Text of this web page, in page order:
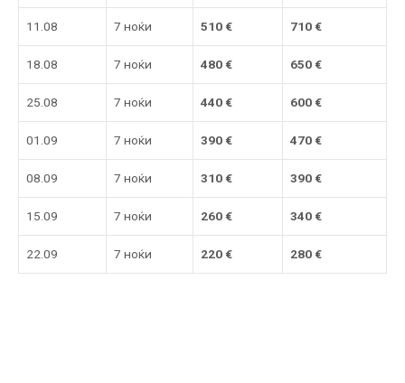
11.08 7 ноќи 510 € 710 €
18.08 7 ноќи 480 € 650 €
25.08 7 ноќи 440 € 600 €
01.09 7 ноќи 390 € 470 €
08.09 7 ноќи 310 € 390 €
15.09 7 ноќи 260 € 340 €
22.09 7 ноќи 220 € 280 €